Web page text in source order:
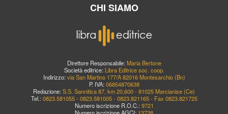
CHI SIAMO
Direttore Responsabile: Maria Bertone
Società editrice: Libra Editrice soc. coop.
Indirizzo: via San Martino 177/A 82016 Montesarchio (Bn)
P. IVA: 06854870638
Redazione: S.S. Sannitica 87, km 20,600 - 81025 Marcianise (Ce)
Tel.: 0823.581055 - 0823.581005 - 0823.821165 - Fax 0823.821725
Numero iscrizione R.O.C.: 9721